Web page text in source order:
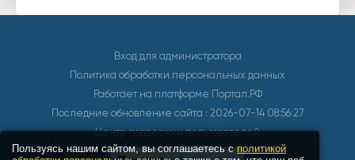
Пользуясь нашим сайтом, вы соглашаетесь сполитикой
Вход для администратора
Политика обработки персональных данных
Работает на платформе Портал.РФ
Последние обновление сайта : 2026-07-14 08:56:27
Центр поддержки пользователей